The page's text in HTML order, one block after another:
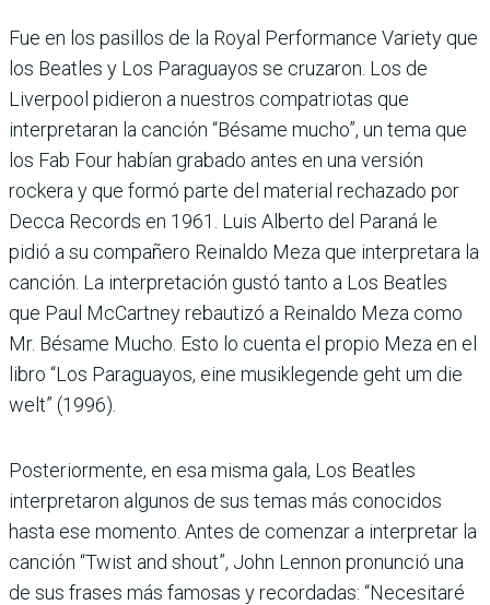
Fue en los pasillos de la Royal Performance Variety que
los Beatles y Los Paraguayos se cruzaron. Los de
Liverpool pidieron a nuestros compatriotas que
interpretaran la canción “Bésame mucho”, un tema que
los Fab Four habían grabado antes en una versión
rockera y que formó parte del material rechazado por
Decca Records en 1961. Luis Alberto del Paraná le
pidió a su compañero Reinaldo Meza que interpretara la
canción. La interpretación gustó tanto a Los Beatles
que Paul McCartney rebautizó a Reinaldo Meza como
Mr. Bésame Mucho. Esto lo cuenta el propio Meza en el
libro “Los Paraguayos, eine musiklegende geht um die
welt” (1996).
Posteriormente, en esa misma gala, Los Beatles
interpretaron algunos de sus temas más conocidos
hasta ese momento. Antes de comenzar a interpretar la
canción “Twist and shout”, John Lennon pronunció una
de sus frases más famosas y recordadas: “Necesitaré